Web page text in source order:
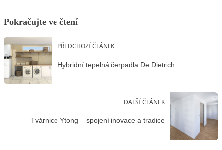
Pokračujte ve čtení
PŘEDCHOZÍ ČLÁNEK
Hybridní tepelná čerpadla De Dietrich
DALŠÍ ČLÁNEK
Tvárnice Ytong – spojení inovace a tradice